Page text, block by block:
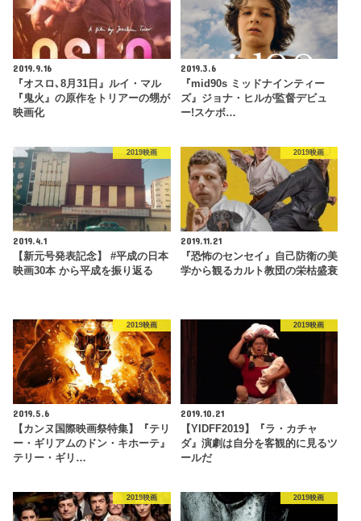
2019.9.16
『オスロ､8月31日』ルイ・マル
『鬼火』の原作をトリアーの甥が
映画化
2019.3.6
『mid90s ミッドナインティー
ズ』ジョナ・ヒルが監督デビュ
ー!スケボ…
2019映画
2019.4.1
【新元号発表記念】 #平成の日本
映画30本 から平成を振り返る
2019映画
2019.11.21
『恐怖のセンセイ』自己防衛の美
学から観るカルト教団の栄枯盛衰
2019映画
2019.5.6
【カンヌ国際映画祭特集】『テリ
ー・ギリアムのドン・キホーテ』
テリー・ギリ…
2019映画
2019.10.21
【YIDFF2019】『ラ・カチャ
ダ』演劇は自分を客観的に見るツ
ールだ
2019映画 2019映画